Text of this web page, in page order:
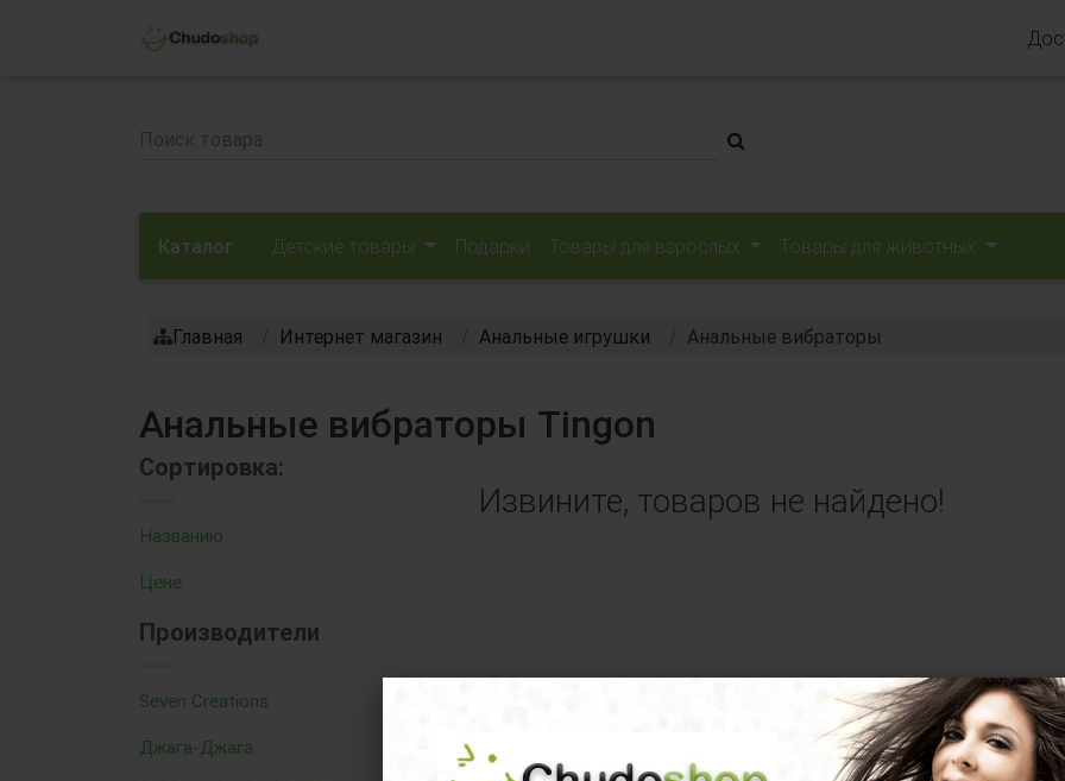
Каталог Детские товары Подарки Товары для взрослых Товары для животных
Главная Интернет магазин Анальные игрушки Анальные вибраторы
Анальные вибраторы Tingon
Сортировка:
Названию
Цене
Производители
Seven Creations
Джага-Джага
Извините, товаров не найдено!